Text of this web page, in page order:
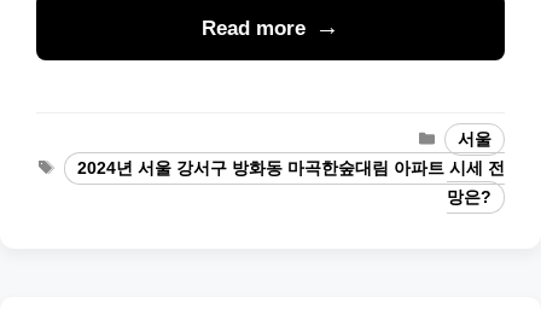
Read more
Categories
서울
Tags
2024년 서울 강서구 방화동 마곡한숲대림 아파트 시세 전
망은?